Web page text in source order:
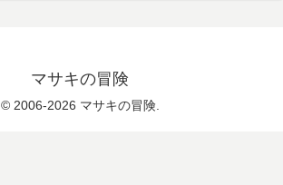
マサキの冒険
© 2006-2026 マサキの冒険.